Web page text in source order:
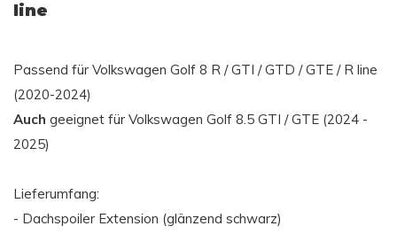
line
Passend für Volkswagen Golf 8 R / GTI / GTD / GTE / R line
(2020-2024)
Auch geeignet für Volkswagen Golf 8.5 GTI / GTE (2024 -
2025)
Lieferumfang:
- Dachspoiler Extension (glänzend schwarz)